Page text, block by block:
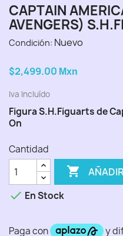
CAPTAIN
AVENGERS)
Condición: Nuevo
$2,499.00 Mxn
Iva Incluído
Figura S.H.Figuarts de
On
Cantidad

 En Stock